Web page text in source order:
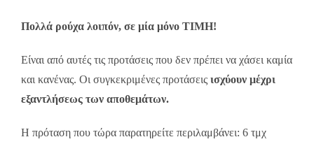
Πολλά ρούχα λοιπόν, σε μία μόνο ΤΙΜΗ!
Είναι από αυτές τις προτάσεις που δεν πρέπει να χάσει καμία
και κανένας. Οι συγκεκριμένες προτάσεις ισχύουν μέχρι
εξαντλήσεως των αποθεμάτων.
Η πρόταση που τώρα παρατηρείτε περιλαμβάνει: 6 τμχ